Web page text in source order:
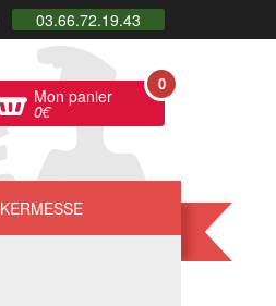
03.66.72.19.43
Mon panier
0€
0
KERMESSE